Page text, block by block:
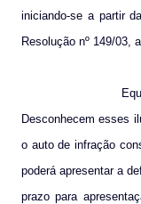
iniciando-se a partir
Resolução nº 149/03,
Desconhecem esses
o auto de infração
poderá apresentar a
prazo para